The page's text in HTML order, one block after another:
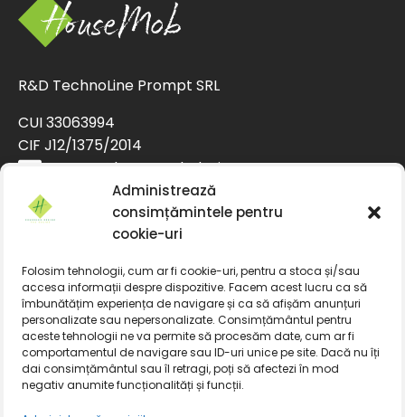
Administrează
consimțămintele pentru
cookie-uri
Folosim tehnologii, cum ar fi cookie-uri, pentru a stoca și/sau
accesa informații despre dispozitive. Facem acest lucru ca să
îmbunătățim experiența de navigare și ca să afișăm anunțuri
personalizate sau nepersonalizate. Consimțământul pentru
aceste tehnologii ne va permite să procesăm date, cum ar fi
comportamentul de navigare sau ID-uri unice pe site. Dacă nu îți
dai consimțământul sau îl retragi, poți să afectezi în mod
negativ anumite funcționalități și funcții.
R&D TechnoLine Prompt SRL
CUI 33063994
CIF J12/1375/2014
Acasa
Politica de livrare
Politica de returnare a produselor
Politica de confidentialitate
contact@housemob.design
+4 0770 435 933
+4 0769 029 890
+4 0770 435 933
Facebook